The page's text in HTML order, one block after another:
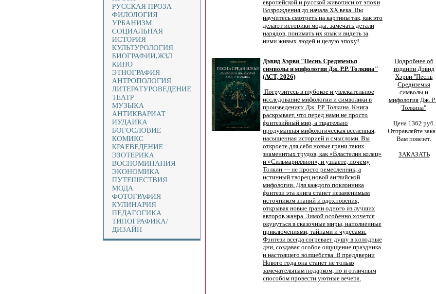
РУССКАЯ ПРОЗА
ФИЛОЛОГИЯ
УРБАНИЗМ
СОЦИАЛЬНАЯ
ИСТОРИЯ
КУЛЬТУРОЛОГИЯ
БИОГРАФИИ,ЖЗЛ
КИНО
ЭТНОГРАФИЯ
АНТРОПОЛОГИЯ
ЛИТЕРАТУРОВЕДЕНИЕ
ТЕАТР
МУЗЫКА
АНТИКВАРИАТ
ИУДАИКА
БОГОСЛОВИЕ
КОМИКС
КРАЕВЕДЕНИЕ
ЭЗОТЕРИКА
ВОСПОМИНАНИЯ
ЭКОНОМИКА
ПУТЕШЕСТВИЯ
МОДА
ФОТОГРАФИЯ
КУЛИНАРИЯ
ПЕДАГОГИКА
ТИПОГРАФИКА/
ДИЗАЙН
европейской и русской живописи от эпохи
Возрождения до начала XX века. Вы
научитесь смотреть на картины так, как это
делают историки моды: замечать детали
нарядов, понимать их язык и видеть за
ними живых людей и целую эпоху!
Дэвид Хэрви "Песнь Средиземья
символы и мифология Дж. Р.Р. Толкина"
(АСТ, 2026)
Погрузитесь в глубокое и увлекательное
исследование мифологии и символики в
произведениях Дж. Р.Р. Толкина. Книга
раскрывает, что перед нами не просто
фэнтезийный мир, а тщательно
продуманная мифологическая вселенная,
насыщенная историей и смысломи. Вы
откроете для себя новые грани таких
знаменитых трудов, как «Властелин колец»
и «Сильмариллион», и узнаете, почему
Толкин — не просто ремесленник, а
истинный творец новой английской
мифологии. Для каждого поклонника
фэнтези эта книга станет незаменимым
источником знаний и вдохновения,
открывая новые грани одного из лучших
авторов жанра. Зимой особенно хочется
окунуться в сказочные миры, наполненные
приключениями, тайнами и чудесами.
Фэнтези всегда согревает душу в холодные
дни, создавая особое ощущение праздника
и настоящего волшебства. В преддверии
Нового года она станет не только
замечательным подарком, но и отличным
способом провести уютные вечера.
Подробнее об
издании Дэвид
Хэрви "Песнь
Средиземья
символы и
мифология Дж.
Толкина"
Цена 1362 руб.
Отправляйте
Вам повезет.
ЗАКАЗАТЬ